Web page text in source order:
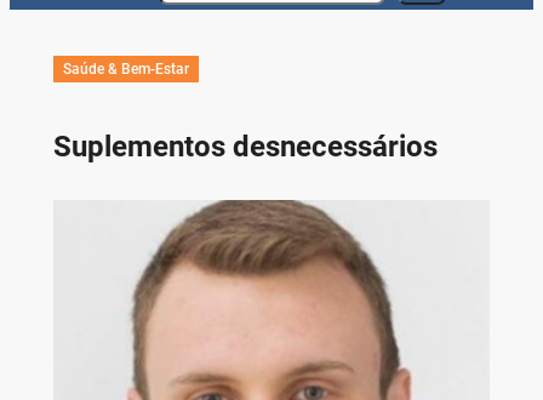
Saúde & Bem-Estar
Suplementos desnecessários